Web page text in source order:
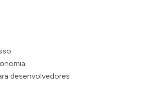
desenvolvedores